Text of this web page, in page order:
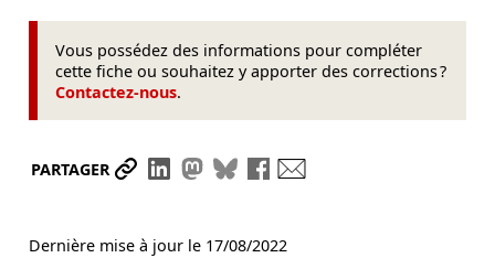
Vous possédez des informations pour compléter
cette fiche ou souhaitez y apporter des corrections ?
Contactez-nous.
PARTAGER Partager le lien
Partager sur LinkedIn
Partager sur Mastodon
Partager sur Bluesky
Partager sur Facebook
Dernière mise à jour le 17/08/2022